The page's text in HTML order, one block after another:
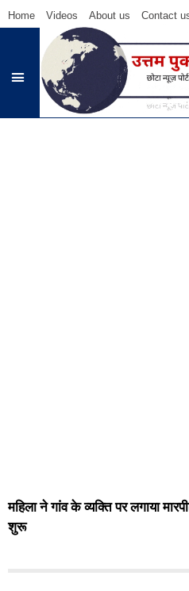
Home Videos About us Contact
महिला ने गांव के व्यक्ति पर लगाया
शुरू